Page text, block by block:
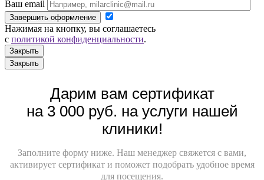
Ваш email
Завершить оформление
Нажимая на кнопку, вы соглашаетесь
с политикой конфиденциальности.
Закрыть
Закрыть
Дарим вам сертификат
на 3 000 руб. на услуги нашей
клиники!
Заполните форму ниже. Наш менеджер свяжется с вами,
активирует сертификат и поможет подобрать удобное время
для посещения.